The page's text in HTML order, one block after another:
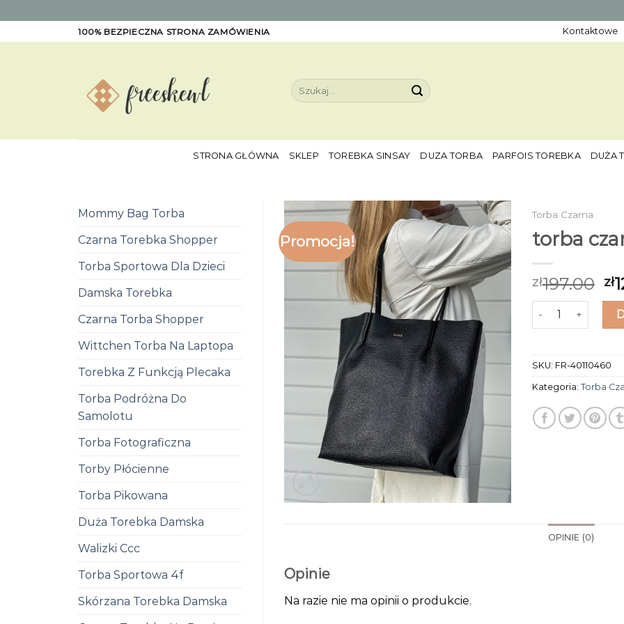
to
100% BEZPIECZNA STRONA ZAMÓWIENIA Kontaktowe
Szukaj:
STRONA GŁÓWNA SKLEP TOREBKA SINSAY DUZA TORBA PARFOIS TOREBKA DUŻA
Mommy Bag Torba
Czarna Torebka Shopper
Torba Sportowa Dla Dzieci
Damska Torebka
Czarna Torba Shopper
Wittchen Torba Na Laptopa
Torebka Z Funkcją Plecaka
Torba Podróżna Do
Samolotu
Torba Fotograficzna
Torby Płócienne
Torba Pikowana
Duża Torebka Damska
Walizki Ccc
Torba Sportowa 4f
Skórzana Torebka Damska
Promocja!
Torba Czarna
torba
zł197.00 zł
ilość torba czarna
SKU: FR-40110460
Kategoria: Torba
OPINIE (0)
Opinie
Na razie nie ma opinii o produkcie.